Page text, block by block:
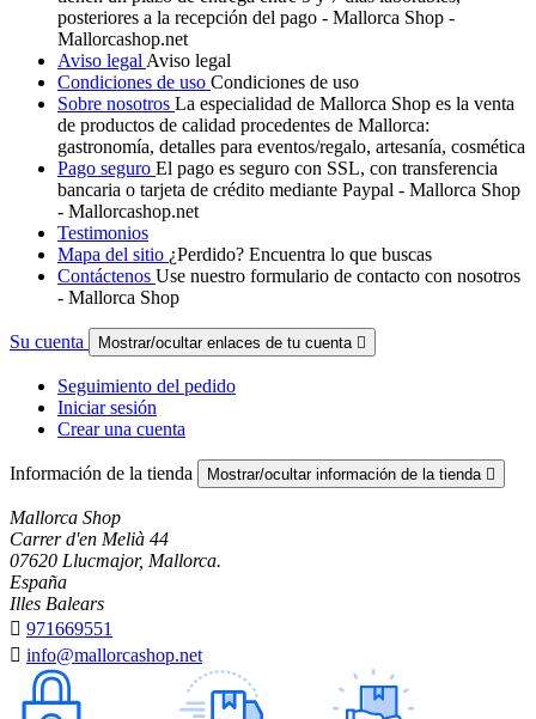
posteriores a la recepción del pago - Mallorca Shop -
Mallorcashop.net
Aviso legal Aviso legal
Condiciones de uso Condiciones de uso
Sobre nosotros La especialidad de Mallorca Shop es la venta
de productos de calidad procedentes de Mallorca:
gastronomía, detalles para eventos/regalo, artesanía, cosmética
Pago seguro El pago es seguro con SSL, con transferencia
bancaria o tarjeta de crédito mediante Paypal - Mallorca Shop
- Mallorcashop.net
Testimonios
Mapa del sitio ¿Perdido? Encuentra lo que buscas
Contáctenos Use nuestro formulario de contacto con nosotros
- Mallorca Shop
Su cuenta Mostrar/ocultar enlaces de tu cuenta 
Seguimiento del pedido
Iniciar sesión
Crear una cuenta
Información de la tienda Mostrar/ocultar información de la tienda 
Mallorca Shop
Carrer d'en Melià 44
07620 Llucmajor, Mallorca.
España
Illes Balears
 971669551
 info@mallorcashop.net